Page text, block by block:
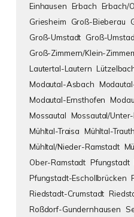
Einhausen Erbach Erbach/
Griesheim
Groß-Bieberau
Groß-Umstadt Groß-
Groß-Zimmern/Klein-
Lautertal-Lautern
Modautal-Asbach
Modautal-Ernsthofen
Mossautal Mossautal/
Mühltal-Traisa Mühltal-
Mühltal/Nieder-Ramstadt
Ober-Ramstadt Pfungstadt
Pfungstadt-Eschollbrücken
Riedstadt-Crumstadt
Roßdorf-Gundernhausen